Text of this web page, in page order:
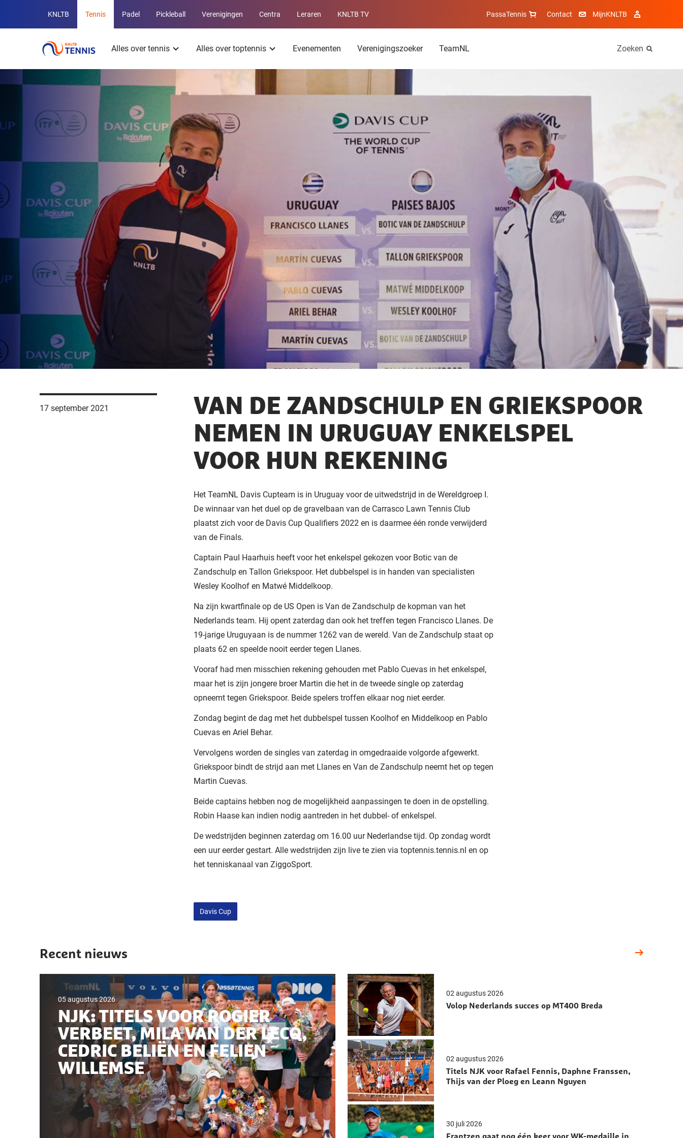
Overige
KNLTB
websites
KNLTB Tennis Padel Pickleball Verenigingen Centra Leraren KNLTB TV PassaTennis Contact MijnKNLTB
Alles over tennis Alles over toptennis Evenementen Verenigingszoeker TeamNL Zoeken
17 september 2021
VAN DE ZANDSCHULP EN GRIEKSPOOR
NEMEN IN URUGUAY ENKELSPEL
VOOR HUN REKENING
Het TeamNL Davis Cupteam is in Uruguay voor de uitwedstrijd in de Wereldgroep I.
De winnaar van het duel op de gravelbaan van de Carrasco Lawn Tennis Club
plaatst zich voor de Davis Cup Qualifiers 2022 en is daarmee één ronde verwijderd
van de Finals.
Captain Paul Haarhuis heeft voor het enkelspel gekozen voor Botic van de
Zandschulp en Tallon Griekspoor. Het dubbelspel is in handen van specialisten
Wesley Koolhof en Matwé Middelkoop.
Na zijn kwartfinale op de US Open is Van de Zandschulp de kopman van het
Nederlands team. Hij opent zaterdag dan ook het treffen tegen Francisco Llanes. De
19-jarige Uruguyaan is de nummer 1262 van de wereld. Van de Zandschulp staat op
plaats 62 en speelde nooit eerder tegen Llanes.
Vooraf had men misschien rekening gehouden met Pablo Cuevas in het enkelspel,
maar het is zijn jongere broer Martin die het in de tweede single op zaterdag
opneemt tegen Griekspoor. Beide spelers troffen elkaar nog niet eerder.
Zondag begint de dag met het dubbelspel tussen Koolhof en Middelkoop en Pablo
Cuevas en Ariel Behar.
Vervolgens worden de singles van zaterdag in omgedraaide volgorde afgewerkt.
Griekspoor bindt de strijd aan met Llanes en Van de Zandschulp neemt het op tegen
Martin Cuevas.
Beide captains hebben nog de mogelijkheid aanpassingen te doen in de opstelling.
Robin Haase kan indien nodig aantreden in het dubbel- of enkelspel.
De wedstrijden beginnen zaterdag om 16.00 uur Nederlandse tijd. Op zondag wordt
een uur eerder gestart. Alle wedstrijden zijn live te zien via toptennis.tennis.nl en op
het tenniskanaal van ZiggoSport.
Davis Cup
Recent nieuws
05 augustus 2026
NJK: TITELS VOOR ROGIER
VERBEET, MILA VAN DER LECQ,
CEDRIC BELIËN EN FELIEN
WILLEMSE
02 augustus 2026
Volop Nederlands succes op MT400 Breda
02 augustus 2026
Titels NJK voor Rafael Fennis, Daphne Franssen,
Thijs van der Ploeg en Leann Nguyen
30 juli 2026